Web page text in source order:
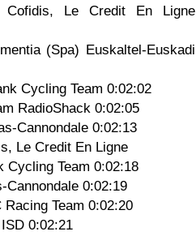
Le Credit En Ligne
(Spa) Euskaltel-Euskadi
Cycling Team 0:02:02
RadioShack 0:02:05
Cannondale 0:02:13
Le Credit En Ligne
Cycling Team 0:02:18
Cannondale 0:02:19
Team 0:02:20
0:02:21